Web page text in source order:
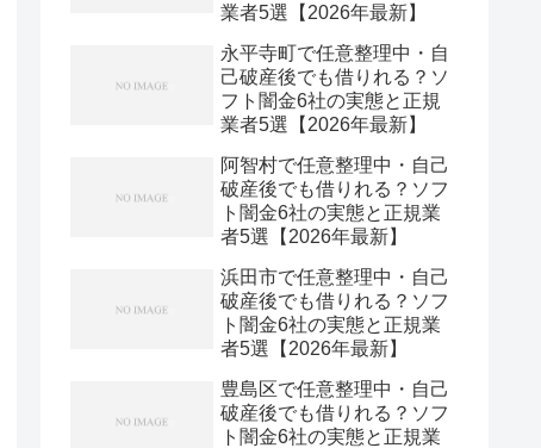
業者5選【2026年最新】
永平寺町で任意整理中・自
己破産後でも借りれる？ソ
フト闇金6社の実態と正規
業者5選【2026年最新】
阿智村で任意整理中・自己
破産後でも借りれる？ソフ
ト闇金6社の実態と正規業
者5選【2026年最新】
浜田市で任意整理中・自己
破産後でも借りれる？ソフ
ト闇金6社の実態と正規業
者5選【2026年最新】
豊島区で任意整理中・自己
破産後でも借りれる？ソフ
ト闇金6社の実態と正規業